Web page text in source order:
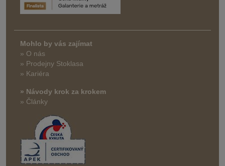
Mohlo by vás zajímat
» O nás
» Prodejny Stoklasa
» Kariéra
» Návody krok za krokem
» Články